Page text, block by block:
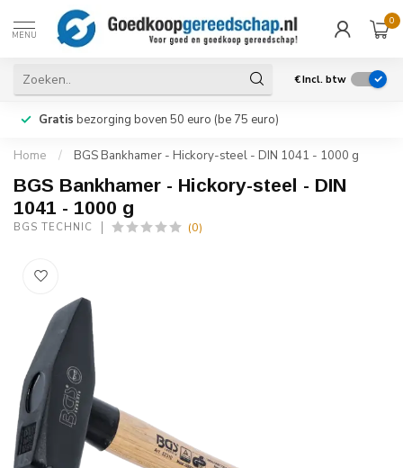
MENU
0
€Incl. btw
Gratis bezorging boven 50 euro (be 75 euro)
Home / BGS Bankhamer - Hickory-steel - DIN 1041 - 1000 g
BGS Bankhamer - Hickory-steel - DIN
1041 - 1000 g
BGS TECHNIC (0)